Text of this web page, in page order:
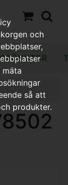
GRÖNYTOR
och
mäta
så att
produkter.